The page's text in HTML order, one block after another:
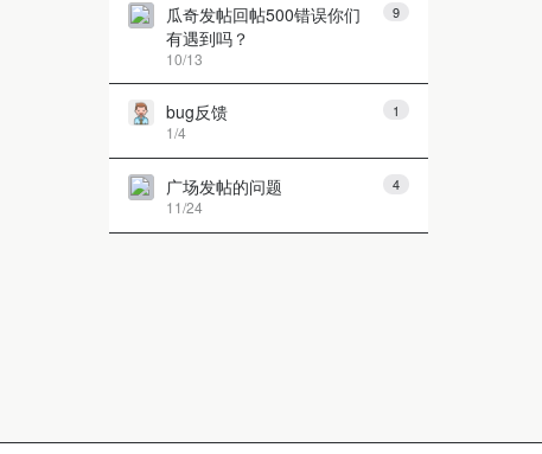
瓜奇发帖回帖500错误你们
有遇到吗？
9
10/13
bug反馈 1
1/4
广场发帖的问题 4
11/24
上一页
第 1 页 下一页